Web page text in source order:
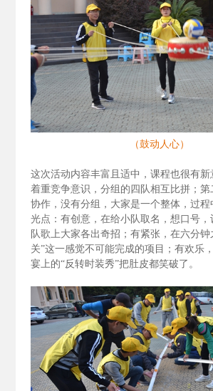
（鼓动人心）
这次活动内容丰富且适中，课程也很有新
着重竞争意识，分组的四队相互比拼；第
协作，没有分组，大家是一个整体，过程
光点：有创意，在给小队取名，想口号，
队歌上大家各出奇招；有紧张，在六分钟
关”这一感觉不可能完成的项目；有欢乐
宴上的“反转时装秀”把肚皮都笑破了。